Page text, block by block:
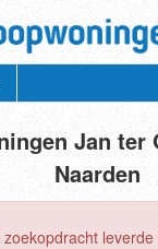
Jan ter
Naarden